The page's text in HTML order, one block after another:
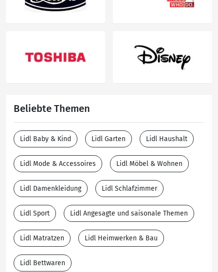
Beliebte Themen
Lidl Baby & Kind Lidl Garten Lidl Haushalt
Lidl Mode & Accessoires Lidl Möbel & Wohnen
Lidl Damenkleidung Lidl Schlafzimmer
Lidl Sport Lidl Angesagte und saisonale Themen
Lidl Matratzen Lidl Heimwerken & Bau
Lidl Bettwaren